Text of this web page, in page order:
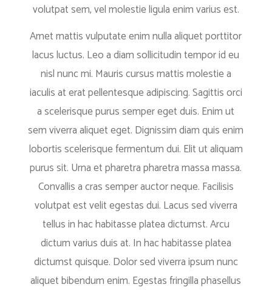
volutpat sem, vel molestie ligula enim varius est.
Amet mattis vulputate enim nulla aliquet porttitor
lacus luctus. Leo a diam sollicitudin tempor id eu
nisl nunc mi. Mauris cursus mattis molestie a
iaculis at erat pellentesque adipiscing. Sagittis orci
a scelerisque purus semper eget duis. Enim ut
sem viverra aliquet eget. Dignissim diam quis enim
lobortis scelerisque fermentum dui. Elit ut aliquam
purus sit. Urna et pharetra pharetra massa massa.
Convallis a cras semper auctor neque. Facilisis
volutpat est velit egestas dui. Lacus sed viverra
tellus in hac habitasse platea dictumst. Arcu
dictum varius duis at. In hac habitasse platea
dictumst quisque. Dolor sed viverra ipsum nunc
aliquet bibendum enim. Egestas fringilla phasellus